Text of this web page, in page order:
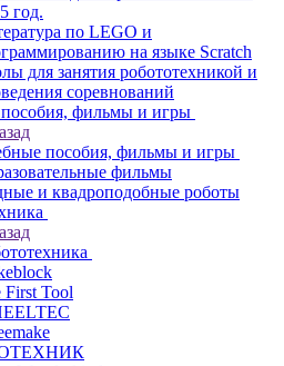
год.
по LEGO и
на языке Scratch
для занятия робототехникой и
соревнований
фильмы и игры
пособия, фильмы и игры
фильмы
и квадроподобные роботы
First Tool